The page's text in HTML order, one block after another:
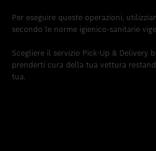
Per eseguire queste operazioni,
secondo le norme igienico-sanitarie
Scegliere il servizio Pick-Up & Delivery
prenderti cura della tua vettura
tua.